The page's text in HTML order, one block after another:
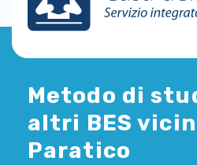
Metodo di
altri BES
Paratico